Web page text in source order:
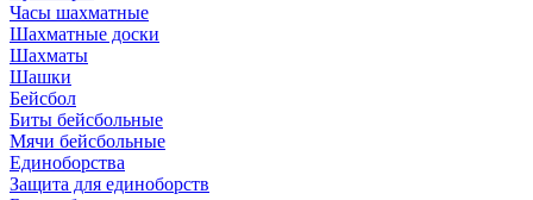
Часы шахматные
Шахматные доски
Шахматы
Шашки
Бейсбол
Биты бейсбольные
Мячи бейсбольные
Единоборства
Защита для единоборств